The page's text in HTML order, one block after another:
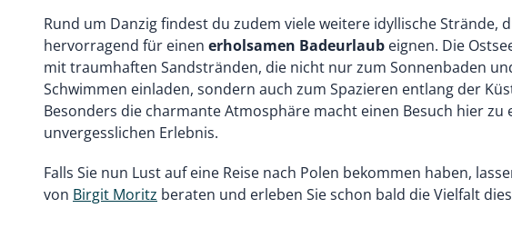
Rund um Danzig findest du zudem viele weitere idyllische Strände,
hervorragend für einen erholsamen Badeurlaub eignen. Die
mit traumhaften Sandstränden, die nicht nur zum Sonnenbaden
Schwimmen einladen, sondern auch zum Spazieren entlang der
Besonders die charmante Atmosphäre macht einen Besuch hier zu
unvergesslichen Erlebnis.
Falls Sie nun Lust auf eine Reise nach Polen bekommen haben,
von Birgit Moritz beraten und erleben Sie schon bald die Vielfalt